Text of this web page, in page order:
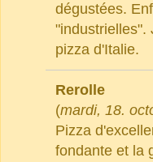
dégustées.
"industrielles".
pizza d'Italie.
Rerolle
(mardi, 18.
Pizza
fondante et la